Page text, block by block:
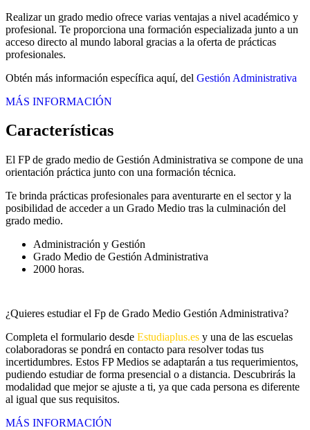
Realizar un grado medio ofrece varias ventajas a nivel académico y
profesional. Te proporciona una formación especializada junto a un
acceso directo al mundo laboral gracias a la oferta de prácticas
profesionales.
Obtén más información específica aquí, del Gestión Administrativa
MÁS INFORMACIÓN
Características
El FP de grado medio de Gestión Administrativa se compone de una
orientación práctica junto con una formación técnica.
Te brinda prácticas profesionales para aventurarte en el sector y la
posibilidad de acceder a un Grado Medio tras la culminación del
grado medio.
Administración y Gestión
Grado Medio de Gestión Administrativa
2000 horas.
¿Quieres estudiar el Fp de Grado Medio Gestión Administrativa?
Completa el formulario desde Estudiaplus.es y una de las escuelas
colaboradoras se pondrá en contacto para resolver todas tus
incertidumbres. Estos FP Medios se adaptarán a tus requerimientos,
pudiendo estudiar de forma presencial o a distancia. Descubrirás la
modalidad que mejor se ajuste a ti, ya que cada persona es diferente
al igual que sus requisitos.
MÁS INFORMACIÓN